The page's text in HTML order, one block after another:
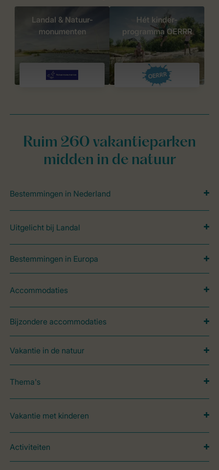
Landal & Natuur-
monumenten
Hét kinder-
programma OERRR
Ruim 260 vakantieparken
midden in de natuur
Bestemmingen in Nederland
Uitgelicht bij Landal
Bestemmingen in Europa
Accommodaties
Bijzondere accommodaties
Vakantie in de natuur
Thema's
Vakantie met kinderen
Activiteiten